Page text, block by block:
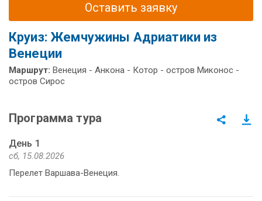
Оставить заявку
Круиз: Жемчужины Адриатики из
Венеции
Маршрут: Венеция - Анкона - Котор - остров Миконос -
остров Сирос
Программа тура
День 1
сб, 15.08.2026
Перелет Варшава-Венеция.